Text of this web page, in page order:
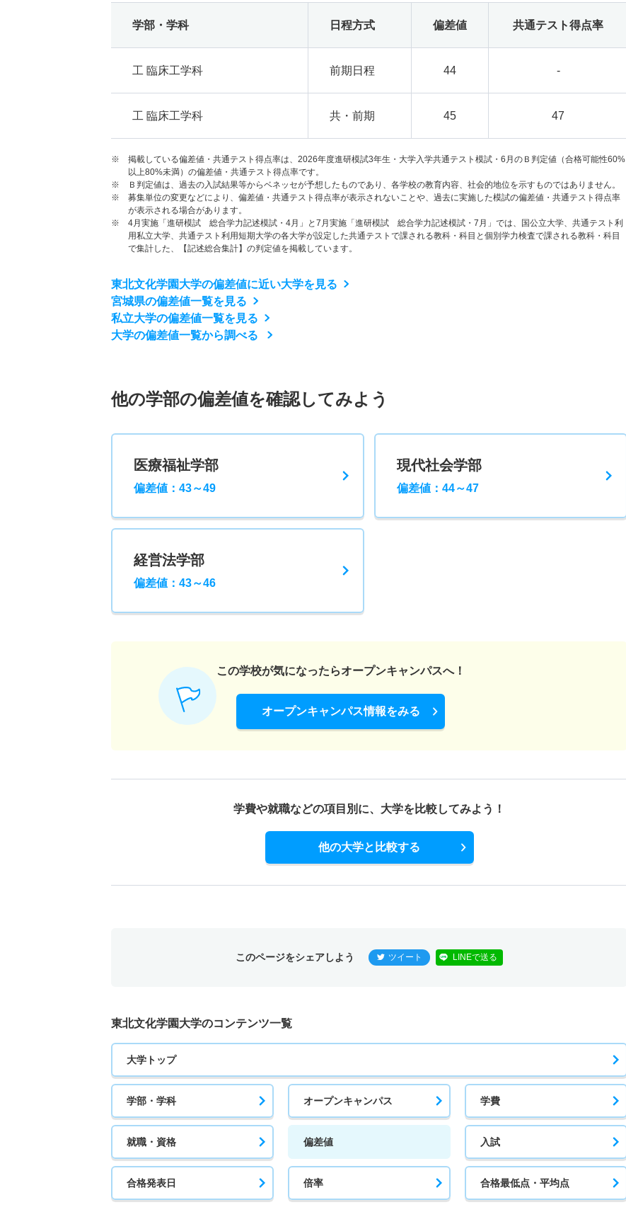
学部・学科 日程方式 偏差値 共通テスト得点率
工 臨床工学科 前期日程 44 -
工 臨床工学科 共・前期 45 47
※ 掲載している偏差値・共通テスト得点率は、2026年度進研模試3年生・大学入学共通テスト模試・6月のＢ判定値（合格可能性60%
以上80%未満）の偏差値・共通テスト得点率です。
※ Ｂ判定値は、過去の入試結果等からベネッセが予想したものであり、各学校の教育内容、社会的地位を示すものではありません。
※ 募集単位の変更などにより、偏差値・共通テスト得点率が表示されないことや、過去に実施した模試の偏差値・共通テスト得点率
が表示される場合があります。
※ 4月実施「進研模試 総合学力記述模試・4月」と7月実施「進研模試 総合学力記述模試・7月」では、国公立大学、共通テスト利
用私立大学、共通テスト利用短期大学の各大学が設定した共通テストで課される教科・科目と個別学力検査で課される教科・科目
で集計した、【記述総合集計】の判定値を掲載しています。
東北文化学園大学の偏差値に近い大学を見る
宮城県の偏差値一覧を見る
私立大学の偏差値一覧を見る
大学の偏差値一覧から調べる
他の学部の偏差値を確認してみよう
医療福祉学部
偏差値：43～49
現代社会学部
偏差値：44～47
経営法学部
偏差値：43～46
この学校が気になったらオープンキャンパスへ！
オープンキャンパス情報をみる
学費や就職などの項目別に、 大学を比較してみよう！
他の大学と比較する
このページをシェアしよう ツイート LINEで送る
東北文化学園大学のコンテンツ一覧
大学トップ
学部・学科 オープンキャンパス 学費
就職・資格 偏差値 入試
合格発表日 倍率 合格最低点・平均点